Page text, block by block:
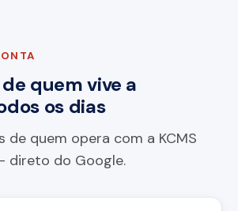
quem vive a
os dias
de quem opera com a KCMS
direto do Google.